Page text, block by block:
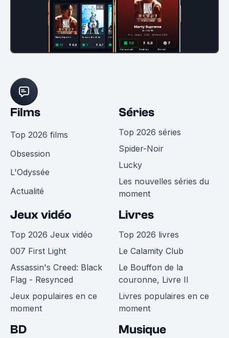
Films
Top 2026 films
Obsession
L'Odyssée
Actualité
Séries
Top 2026 séries
Spider-Noir
Lucky
Les nouvelles séries du
moment
Jeux vidéo
Top 2026 Jeux vidéo
007 First Light
Assassin's Creed: Black
Flag - Resynced
Jeux populaires en ce
moment
Livres
Top 2026 livres
Le Calamity Club
Le Bouffon de la
couronne, Livre II
Livres populaires en ce
moment
BD Musique